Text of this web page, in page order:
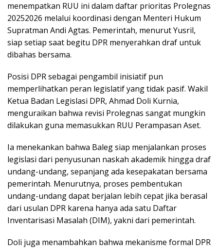
menempatkan RUU ini dalam daftar prioritas Prolegnas
20252026 melalui koordinasi dengan Menteri Hukum
Supratman Andi Agtas. Pemerintah, menurut Yusril,
siap setiap saat begitu DPR menyerahkan draf untuk
dibahas bersama.
Posisi DPR sebagai pengambil inisiatif pun
memperlihatkan peran legislatif yang tidak pasif. Wakil
Ketua Badan Legislasi DPR, Ahmad Doli Kurnia,
menguraikan bahwa revisi Prolegnas sangat mungkin
dilakukan guna memasukkan RUU Perampasan Aset.
Ia menekankan bahwa Baleg siap menjalankan proses
legislasi dari penyusunan naskah akademik hingga draf
undang-undang, sepanjang ada kesepakatan bersama
pemerintah. Menurutnya, proses pembentukan
undang-undang dapat berjalan lebih cepat jika berasal
dari usulan DPR karena hanya ada satu Daftar
Inventarisasi Masalah (DIM), yakni dari pemerintah.
Doli juga menambahkan bahwa mekanisme formal DPR